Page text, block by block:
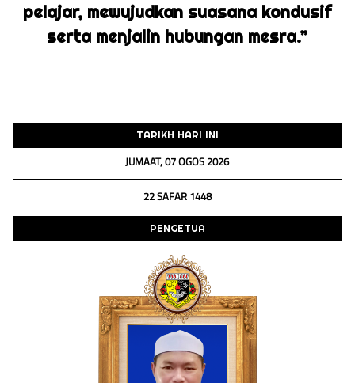
pelajar, mewujudkan suasana kondusif
serta menjalin hubungan mesra.”
TARIKH HARI INI
JUMAAT, 07 OGOS 2026
22 SAFAR 1448
PENGETUA